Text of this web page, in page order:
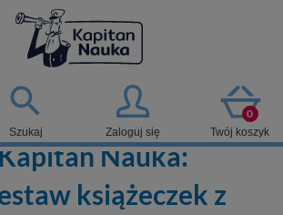

Szukaj Zaloguj się
0
Twój koszyk
Nauka:
książeczek z